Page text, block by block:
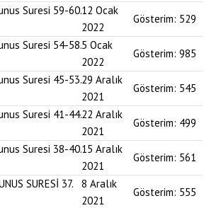
Suresi 59-60.12 Ocak
2022
Gösterim: 529
Suresi 54-58.5 Ocak
2022
Gösterim: 985
Suresi 45-53.29 Aralık
2021
Gösterim: 545
Suresi 41-44.22 Aralık
2021
Gösterim: 499
Suresi 38-40.15 Aralık
2021
Gösterim: 561
SURESİ 37.
8 Aralık
2021
Gösterim: 555